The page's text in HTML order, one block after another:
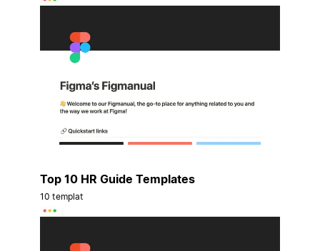
Top 10 HR Guide Templates
10 templat